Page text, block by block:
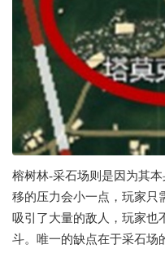
榕树林-采石场则是因为其
移的压力会小一点，玩家只
吸引了大量的敌人，玩家也
斗。唯一的缺点在于采石场